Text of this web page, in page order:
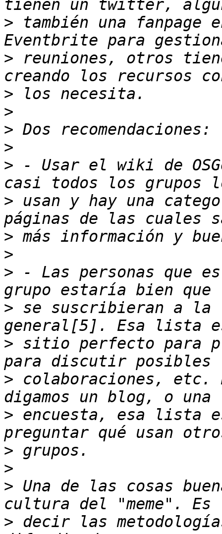
> también una fanpage
> reuniones, otros
>
>
>
>
> - Usar el wiki de
> usan y hay una
>
>
> - Las personas que
> se suscribieran a la
> sitio perfecto para
> colaboraciones, etc.
> encuesta, esa lista
>
>
> Una de las cosas
> decir las